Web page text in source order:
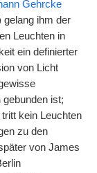
Gehrcke
gelang ihm der
Leuchten in
ein definierter
von Licht
ist;
kein Leuchten
zu den
von James